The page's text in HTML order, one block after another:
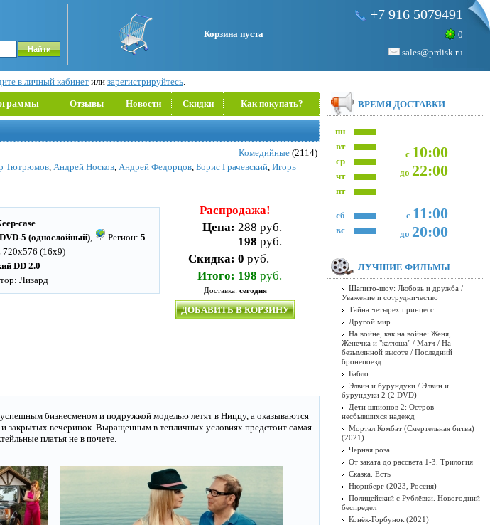
Корзина пуста
+7 916 5079491
0
sales@prdisk.ru
в личный кабинет или зарегистрируйтесь.
Отзывы Новости Скидки Как покупать?
Комедийные (2114)
Тютрюмов, Андрей Носков, Андрей Федорцов, Борис Грачевский, Игорь
case
DVD-5 (однослойный), Регион: 5
720x576 (16x9)
DD 2.0
Лизард
Распродажа!
Цена: 288 руб.
198 руб.
Скидка: 0 руб.
Итого: 198 руб.
Доставка: сегодня
ДОБАВИТЬ В КОРЗИНУ
бизнесменом и подружкой моделью летят в Ниццу, а оказываются
закрытых вечеринок. Выращенным в тепличных условиях предстоит самая
платья не в почете.
ВРЕМЯ ДОСТАВКИ
пн
с 10:00
до 22:00
вт
ср
чт
пт
с 11:00
до 20:00
сб
вс
ЛУЧШИЕ ФИЛЬМЫ
Шапито-шоу: Любовь и дружба /
Уважение и сотрудничество
Тайна четырех принцесс
Другой мир
На войне, как на войне: Женя,
Женечка и "катюша" / Матч / На
безымянной высоте / Последний
бронепоезд
Бабло
Элвин и бурундуки / Элвин и
бурундуки 2 (2 DVD)
Дети шпионов 2: Остров
несбывшихся надежд
Мортал Комбат (Смертельная битва)
(2021)
Черная роза
От заката до рассвета 1-3. Трилогия
Сказка. Есть
Нюрнберг (2023, Россия)
Полицейский с Рублёвки. Новогодний
беспредел
Конёк-Горбунок (2021)